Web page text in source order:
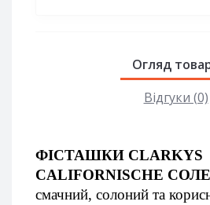
Огляд
Відгуки (0)
ФІСТАШКИ CLARKYS
CALIFORNISCHE
смачний, солоний та